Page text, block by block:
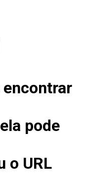
pode
o URL